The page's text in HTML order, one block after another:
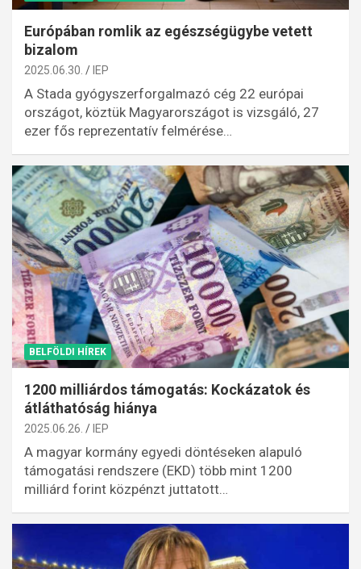
Európában romlik az egészségügybe vetett
bizalom
2025.06.30. IEP
A Stada gyógyszerforgalmazó cég 22 európai
országot, köztük Magyarországot is vizsgáló, 27
ezer fős reprezentatív felmérése…
BELFÖLDI HÍREK
1200 milliárdos támogatás: Kockázatok és
átláthatóság hiánya
2025.06.26. IEP
A magyar kormány egyedi döntéseken alapuló
támogatási rendszere (EKD) több mint 1200
milliárd forint közpénzt juttatott…